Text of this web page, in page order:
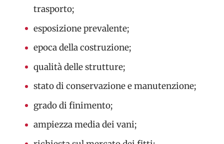
trasporto;
esposizione prevalente;
epoca della costruzione;
qualità delle strutture;
stato di conservazione e manutenzione;
grado di finimento;
ampiezza media dei vani;